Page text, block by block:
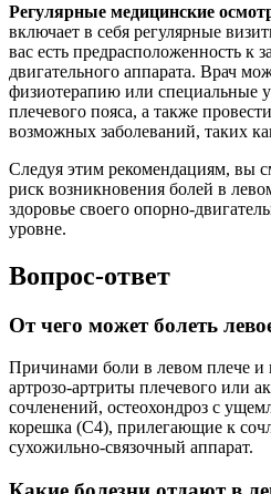
Регулярные медицинские
включает в себя регулярные
вас есть предрасположенность к
двигательного аппарата. Врач
физиотерапию или специальные
плечевого пояса, а также
возможных заболеваний, таких
Следуя этим рекомендациям, вы
риск возникновения болей в
здоровье своего опорно-
уровне.
Вопрос-ответ
От чего может болеть
Причинами боли в левом плече и
артрозо-артриты плечевого или
сочленений, остеохондроз с
корешка (С4), прилегающие к
сухожильно-связочный аппарат.